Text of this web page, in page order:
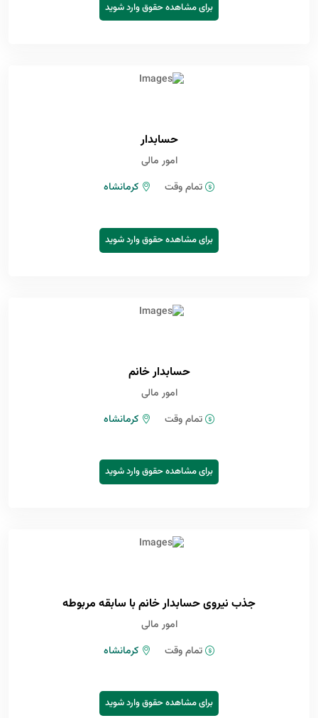
برای مشاهده حقوق وارد شوید
حسابدار
امور مالی
تمام وقت
کرمانشاه
برای مشاهده حقوق وارد شوید
حسابدار خانم
امور مالی
تمام وقت
کرمانشاه
برای مشاهده حقوق وارد شوید
جذب نیروی حسابدار خانم با سابقه مربوطه
امور مالی
تمام وقت
کرمانشاه
برای مشاهده حقوق وارد شوید